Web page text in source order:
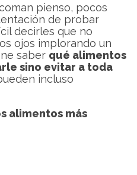
pienso, pocos
de probar
decirles que no
ojos implorando un
saber qué alimentos
sino evitar a toda
incluso
alimentos más